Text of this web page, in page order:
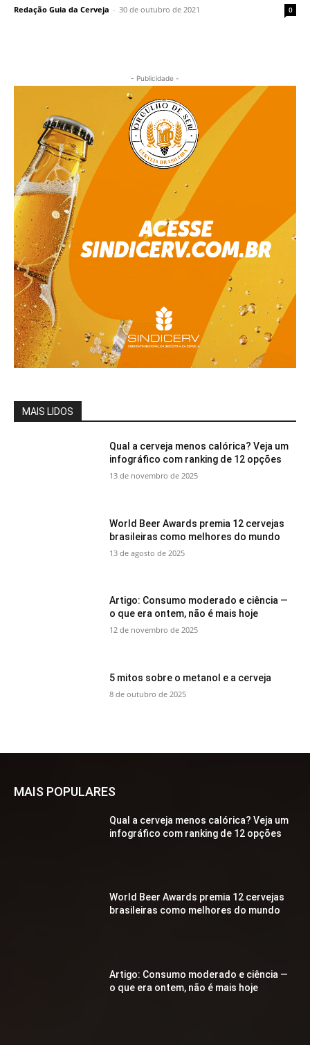
Redação Guia da Cerveja - 30 de outubro de 2021 0
- Publicidade -
MAIS LIDOS
Qual a cerveja menos calórica? Veja um
infográfico com ranking de 12 opções
13 de novembro de 2025
World Beer Awards premia 12 cervejas
brasileiras como melhores do mundo
13 de agosto de 2025
Artigo: Consumo moderado e ciência —
o que era ontem, não é mais hoje
12 de novembro de 2025
5 mitos sobre o metanol e a cerveja
8 de outubro de 2025
MAIS POPULARES
Qual a cerveja menos calórica? Veja um
infográfico com ranking de 12 opções
World Beer Awards premia 12 cervejas
brasileiras como melhores do mundo
Artigo: Consumo moderado e ciência —
o que era ontem, não é mais hoje